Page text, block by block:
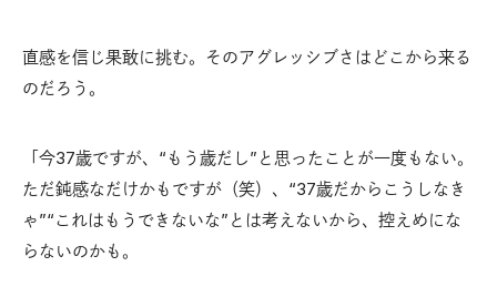
直感を信じ果敢に挑む。そのアグレッシブさはどこから来る
のだろう。
「今37歳ですが、“もう歳だし”と思ったことが一度もない。
ただ鈍感なだけかもですが（笑）、“37歳だからこうしなき
ゃ”“これはもうできないな”とは考えないから、控えめにな
らないのかも。